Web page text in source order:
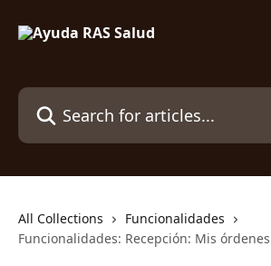
Search for articles...
All Collections
Funcionalidades
Funcionalidades: Recepción: Mis